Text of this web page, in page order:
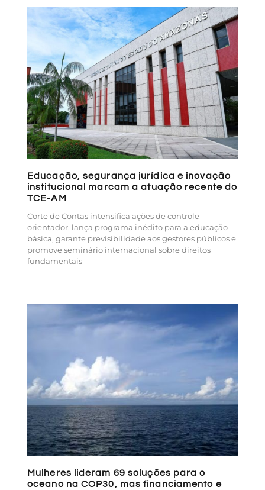
Educação, segurança jurídica e inovação
institucional marcam a atuação recente do
TCE-AM
Corte de Contas intensifica ações de controle
orientador, lança programa inédito para a educação
básica, garante previsibilidade aos gestores públicos e
promove seminário internacional sobre direitos
fundamentais
Mulheres lideram 69 soluções para o
oceano na COP30, mas financiamento e